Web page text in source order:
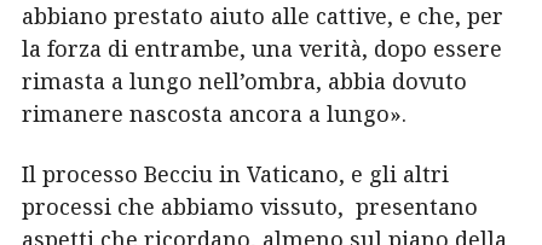
abbiano prestato aiuto alle cattive, e che, per
la forza di entrambe, una verità, dopo essere
rimasta a lungo nell’ombra, abbia dovuto
rimanere nascosta ancora a lungo».
Il processo Becciu in Vaticano, e gli altri
processi che abbiamo vissuto, presentano
aspetti che ricordano, almeno sul piano della